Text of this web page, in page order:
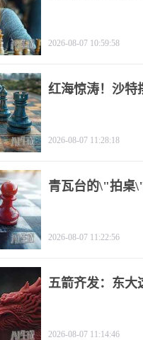
2026-08-07 10:59:58
红海惊涛！沙特
2026-08-07 11:28:18
青瓦台的\"拍桌
2026-08-07 11:22:56
五箭齐发：东大
2026-08-07 11:14:46